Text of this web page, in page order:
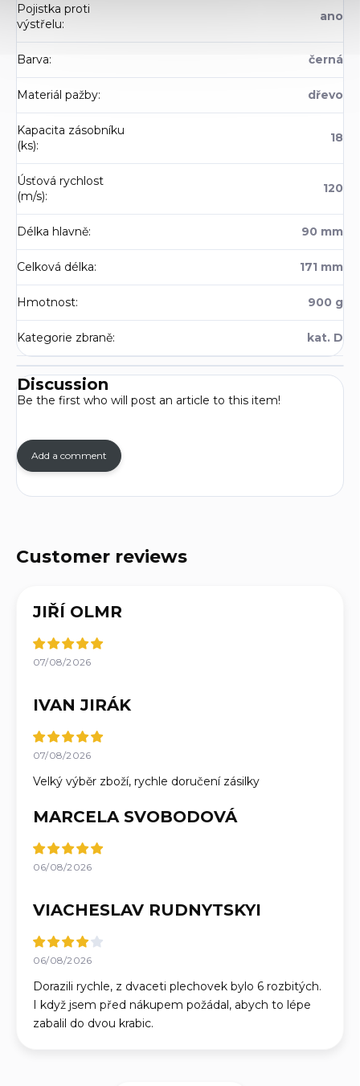
Pojistka proti
výstřelu:
ano
Barva: černá
Materiál pažby: dřevo
Kapacita zásobníku
(ks):
18
Úsťová rychlost
(m/s):
120
Délka hlavně: 90 mm
Celková délka: 171 mm
Hmotnost: 900 g
Kategorie zbraně: kat. D
Discussion
Be the first who will post an article to this item!
Add a comment
JIŘÍ OLMR
07/08/2026
IVAN JIRÁK
07/08/2026
Velký výběr zboží, rychle doručení zásilky
MARCELA SVOBODOVÁ
06/08/2026
VIACHESLAV RUDNYTSKYI
06/08/2026
Dorazili rychle, z dvaceti plechovek bylo 6 rozbitých.
I když jsem před nákupem požádal, abych to lépe
zabalil do dvou krabic.